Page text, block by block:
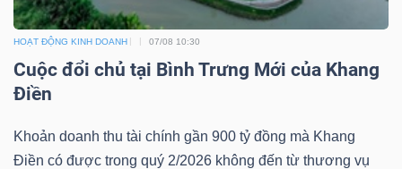
HOẠT ĐỘNG KINH DOANH 07/08 10:30
Cuộc đổi chủ tại Bình Trưng Mới của Khang
Điền
Khoản doanh thu tài chính gần 900 tỷ đồng mà Khang
Điền có được trong quý 2/2026 không đến từ thương vụ